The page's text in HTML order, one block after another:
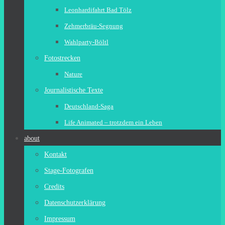
Leonhardifahrt Bad Tölz
Zehmerbräu-Segnung
Wahlparty-Böltl
Fotostrecken
Nature
Journalistische Texte
Deutschland-Saga
Life Animated – trotzdem ein Leben
about
Kontakt
Stage-Fotografen
Credits
Datenschutzerklärung
Impressum